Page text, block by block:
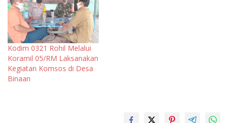
Kodim 0321 Rohil Melalui
Koramil 05/RM Laksanakan
Kegiatan Komsos di Desa
Binaan